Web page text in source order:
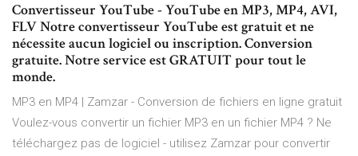
Convertisseur YouTube - YouTube en MP3, MP4, AVI,
FLV Notre convertisseur YouTube est gratuit et ne
nécessite aucun logiciel ou inscription. Conversion
gratuite. Notre service est GRATUIT pour tout le
monde.
MP3 en MP4 | Zamzar - Conversion de fichiers en ligne gratuit
Voulez-vous convertir un fichier MP3 en un fichier MP4 ? Ne
téléchargez pas de logiciel - utilisez Zamzar pour convertir